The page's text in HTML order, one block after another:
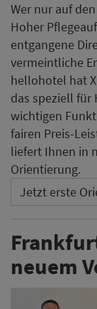
Wer nur auf
Hoher
entgangene
vermeintliche
hellohotel hat
das speziell
wichtigen
fairen Preis-
liefert Ihnen in
Orientierung.
Jetzt erste
neuem